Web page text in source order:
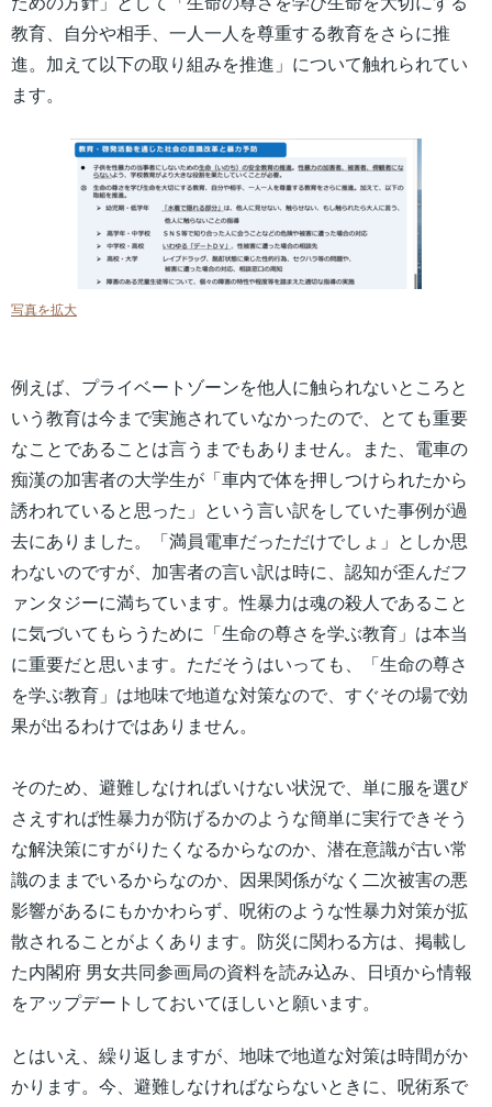
教育、自分や相手、一人一人を尊重する教育をさらに推
進。加えて以下の取り組みを推進」について触れられてい
ます。
写真を拡大
例えば、プライベートゾーンを他人に触られないところと
いう教育は今まで実施されていなかったので、とても重要
なことであることは言うまでもありません。また、電車の
痴漢の加害者の大学生が「車内で体を押しつけられたから
誘われていると思った」という言い訳をしていた事例が過
去にありました。「満員電車だっただけでしょ」としか思
わないのですが、加害者の言い訳は時に、認知が歪んだフ
ァンタジーに満ちています。性暴力は魂の殺人であること
に気づいてもらうために「生命の尊さを学ぶ教育」は本当
に重要だと思います。ただそうはいっても、「生命の尊さ
を学ぶ教育」は地味で地道な対策なので、すぐその場で効
果が出るわけではありません。
そのため、避難しなければいけない状況で、単に服を選び
さえすれば性暴力が防げるかのような簡単に実行できそう
な解決策にすがりたくなるからなのか、潜在意識が古い常
識のままでいるからなのか、因果関係がなく二次被害の悪
影響があるにもかかわらず、呪術のような性暴力対策が拡
散されることがよくあります。防災に関わる方は、掲載し
た内閣府 男女共同参画局の資料を読み込み、日頃から情報
をアップデートしておいてほしいと願います。
とはいえ、繰り返しますが、地味で地道な対策は時間がか
かります。今、避難しなければならないときに、呪術系で